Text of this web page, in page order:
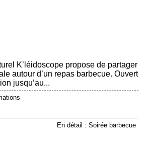
K’léidoscope propose de partager
autour d’un repas barbecue. Ouvert
jusqu’au...
En détail : Soirée barbecue